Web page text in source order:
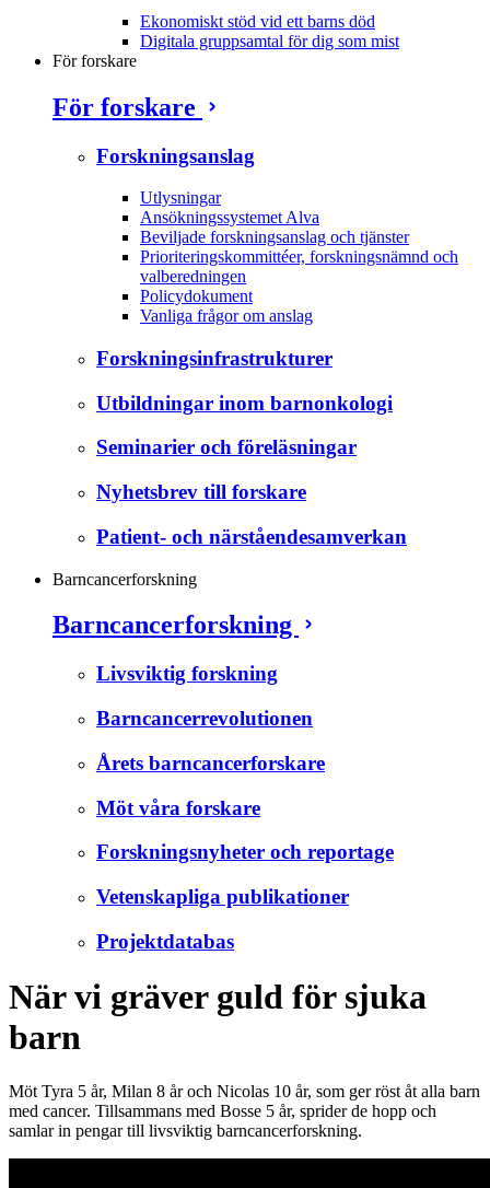
Ekonomiskt stöd vid ett barns död
Digitala gruppsamtal för dig som mist
För forskare
För forskare
Forskningsanslag
Utlysningar
Ansökningssystemet Alva
Beviljade forskningsanslag och tjänster
Prioriteringskommittéer, forskningsnämnd och
valberedningen
Policydokument
Vanliga frågor om anslag
Forskningsinfrastrukturer
Utbildningar inom barnonkologi
Seminarier och föreläsningar
Nyhetsbrev till forskare
Patient- och närståendesamverkan
Barncancerforskning
Barncancerforskning
Livsviktig forskning
Barncancerrevolutionen
Årets barncancerforskare
Möt våra forskare
Forskningsnyheter och reportage
Vetenskapliga publikationer
Projektdatabas
När vi gräver guld för sjuka
barn
Möt Tyra 5 år, Milan 8 år och Nicolas 10 år, som ger röst åt alla barn
med cancer. Tillsammans med Bosse 5 år, sprider de hopp och
samlar in pengar till livsviktig barncancerforskning.